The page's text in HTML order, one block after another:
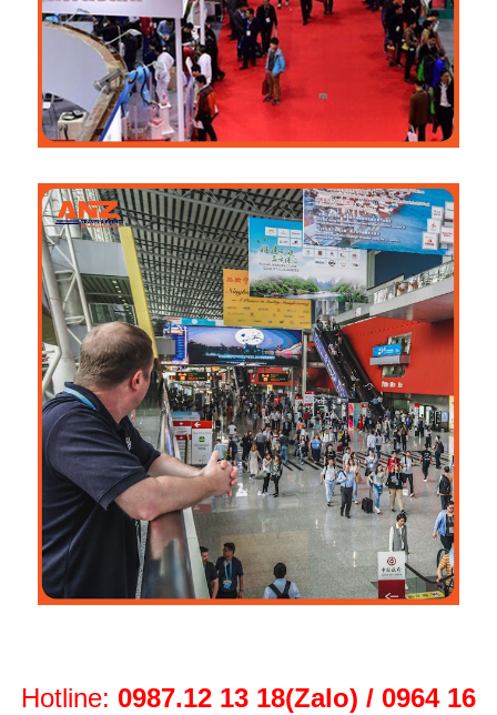
Hotline: 0987.12 13 18(Zalo) / 0964 16